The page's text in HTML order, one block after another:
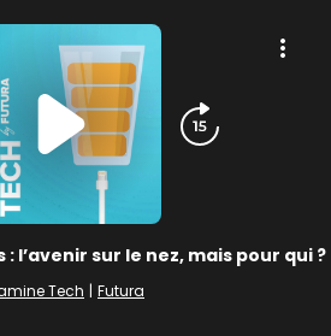
l’avenir sur le nez, mais pour qui ?
Tech | Futura